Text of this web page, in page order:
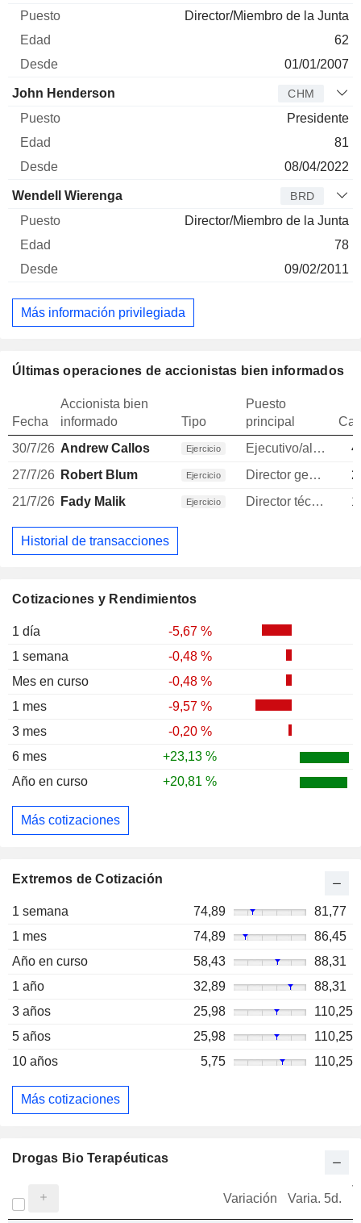
Cotizaciones y Rendimientos
1 día
-5,67 %
1 semana
-0,48 %
Mes en curso
-0,48 %
1 mes
-9,57 %
3 mes
-0,20 %
6 mes
+23,13 %
Año en curso
+20,81 %
Más cotizaciones
Extremos de Cotización
1 semana 74,89
81,77
1 mes
74,89
86,45
Año en curso
58,43
88,31
1 año
32,89
88,31
3 años
25,98
110,25
5 años
25,98
110,25
10 años
5,75 110,25
Más cotizaciones
Director/Miembro de la Junta
62
01/01/2007
John Henderson CHM
Presidente
81
08/04/2022
Wendell Wierenga BRD
Director/Miembro de la Junta
78
09/02/2011
Más información privilegiada
Últimas operaciones de accionistas bien informados
Fecha
Accionista bien
informado
Tipo
Puesto
principal
30/7/26 Andrew Callos Ejercicio Ejecutivo/alto directivo
27/7/26 Robert Blum Ejercicio Director general
21/7/26 Fady Malik Ejercicio Director técnico
Historial de transacciones
Drogas Bio Terapéuticas
Variación Varia. 5d.